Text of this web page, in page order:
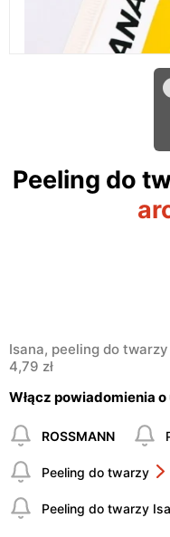
Peeling do
Isana, peeling do
4,79 zł
Włącz powiadomienia
ROSSMANN
Peeling do twarzy
Peeling do twarzy